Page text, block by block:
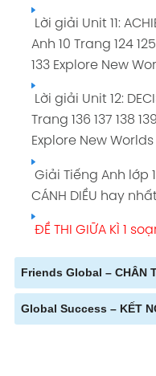
Lời giải Unit 11:
Anh 10 Trang 124 125
133 Explore New
Lời giải Unit 12:
Trang 136 137 138
Explore New Worlds
Giải Tiếng Anh lớp
CÁNH DIỀU hay
ĐỀ THI GIỮA KÌ 1
Friends Global – CHÂN
Lời giải Unit 1:
Global Success – KẾT